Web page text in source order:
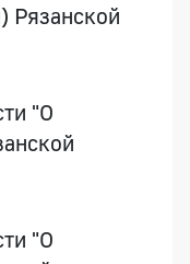
Рязанской
"О
"О